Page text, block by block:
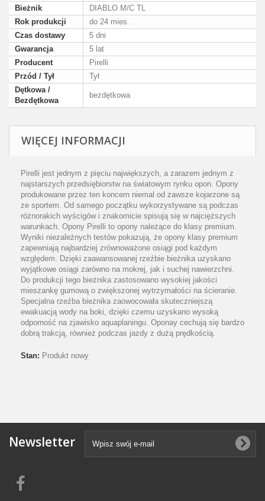
Bieżnik
DIABLO M/C TL
Rok produkcji
do 24 mies.
Czas dostawy
5 dni
Gwarancja
5 lat
Producent
Pirelli
Przód / Tył
Tył
Dętkowa /
Bezdętkowa
bezdętkowa
WIĘCEJ INFORMACJI
Pirelli jest jednym z pięciu największych, a zarazem jednym z
najstarszych przedsiębiorstw na światowym rynku opon. Opony
produkowane przez ten koncern niemal od zawsze kojarzone są
ze sportem. Od samego początku wykorzystywane są podczas
różnorakich wyścigów i znakomicie spisują się w najcięższych
warunkach. Opony Pirelli to opony należące do klasy premium.
Wyniki niezależnych testów pokazują, że opony klasy premium
zapewniają najbardziej zrównoważone osiągi pod każdym
względem. Dzięki zaawansowanej rzeźbie bieżnika uzyskano
wyjątkowe osiągi zarówno na mokrej, jak i suchej nawierzchni.
Do produkcji tego bieżnika zastosowano wysokiej jakości
mieszankę gumową o zwiększonej wytrzymałości na ścieranie.
Specjalna rzeźba bieżnika zaowocowała skuteczniejszą
ewakuacją wody na boki, dzięki czemu uzyskano wysoką
odporność na zjawisko aquaplaningu. Oponay cechują się bardzo
dobrą trakcją, również podczas jazdy z dużą prędkością.
Stan: Produkt nowy
Newsletter